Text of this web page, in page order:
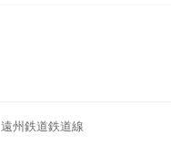
遠州鉄道鉄道線